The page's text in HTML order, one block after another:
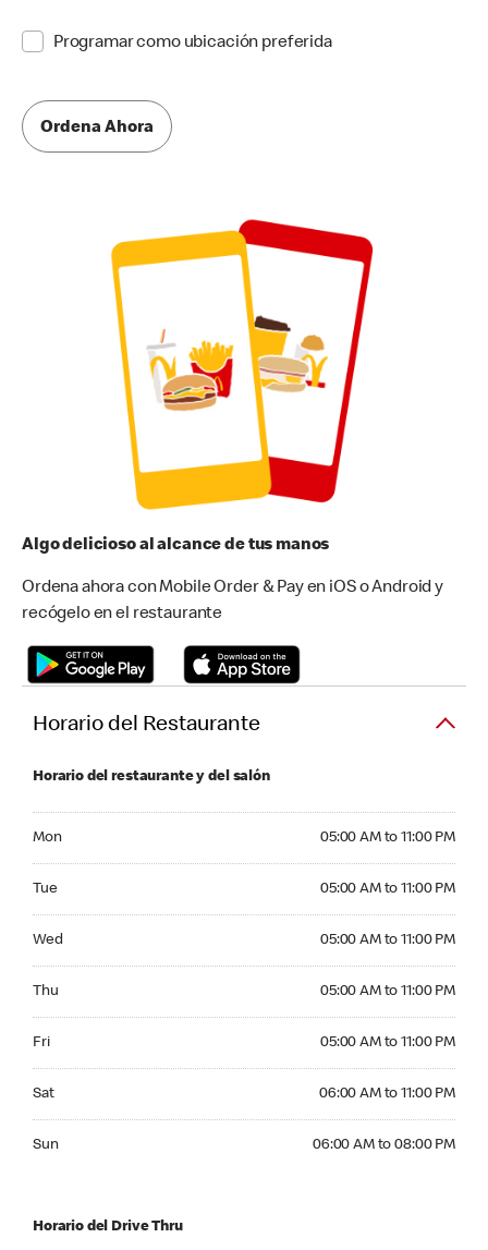
Programar como ubicación preferida
Ordena Ahora
Algo delicioso al alcance de tus manos
Ordena ahora con Mobile Order & Pay en iOS o Android y
recógelo en el restaurante
Horario del Restaurante
Horario del restaurante y del salón
Mon 05:00 AM to 11:00 PM
Tue 05:00 AM to 11:00 PM
Wed 05:00 AM to 11:00 PM
Thu 05:00 AM to 11:00 PM
Fri 05:00 AM to 11:00 PM
Sat 06:00 AM to 11:00 PM
Sun 06:00 AM to 08:00 PM
Horario del Drive Thru